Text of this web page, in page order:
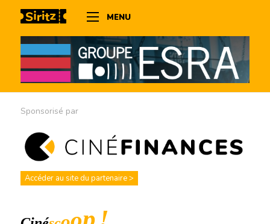
MENU
Sponsorisé par
Accéder au site du partenaire >